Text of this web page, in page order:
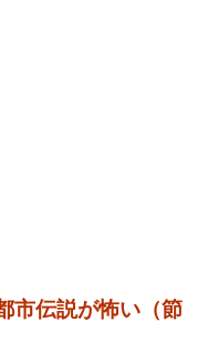
市伝説が怖い（節